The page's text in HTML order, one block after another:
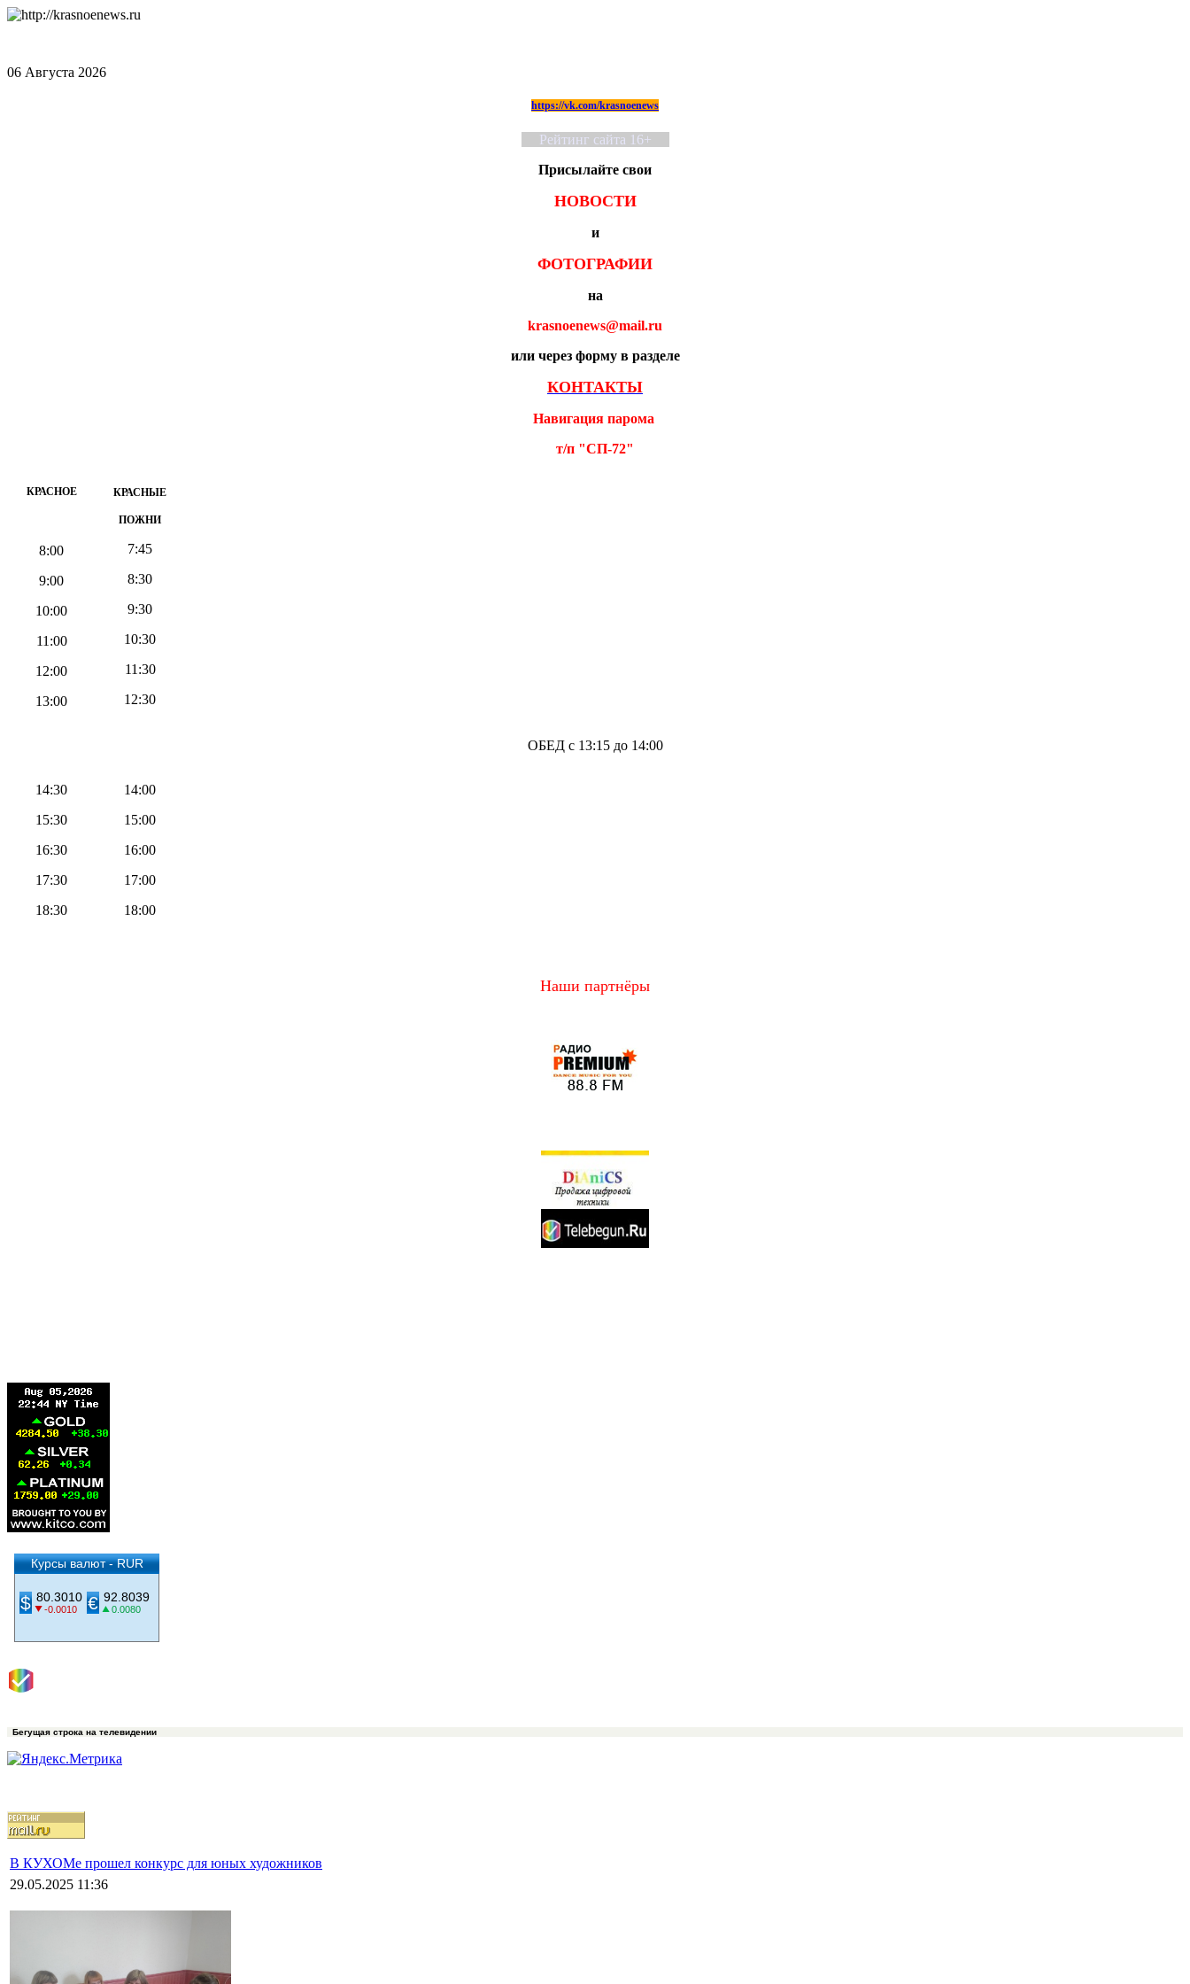
06 Августа 2026
https://vk.com/krasnoenews
Рейтинг сайта 16+
Присылайте свои
НОВОСТИ
и
ФОТОГРАФИИ
на
krasnoenews@mail.ru
или через форму в разделе
КОНТАКТЫ
Навигация парома
т/п "СП-72"
КРАСНОЕ
8:00
9:00
10:00
11:00
12:00
13:00
КРАСНЫЕ
ПОЖНИ
7:45
8:30
9:30
10:30
11:30
12:30
ОБЕД с 13:15 до 14:00
14:30
15:30
16:30
17:30
18:30
14:00
15:00
16:00
17:00
18:00
Наши партнёры
Бегущая строка на телевидении
В КУХОМе прошел конкурс для юных художников
29.05.2025 11:36